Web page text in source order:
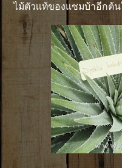
ไม้ตัวเเท้ของแซมบ้าอีกต้